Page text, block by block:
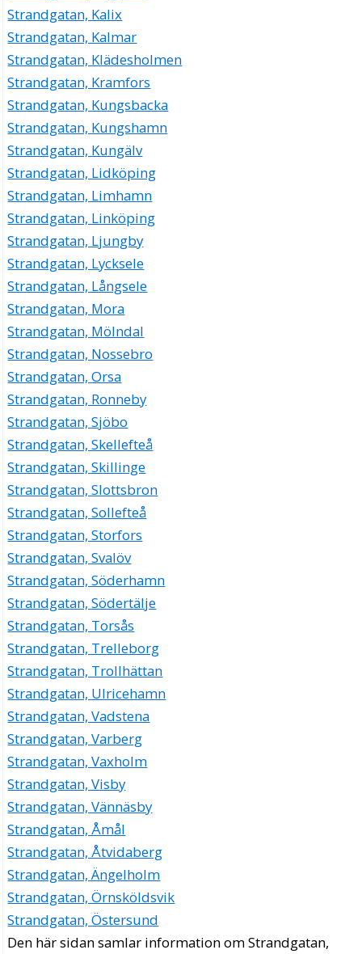
Strandgatan, Kalix
Strandgatan, Kalmar
Strandgatan, Klädesholmen
Strandgatan, Kramfors
Strandgatan, Kungsbacka
Strandgatan, Kungshamn
Strandgatan, Kungälv
Strandgatan, Lidköping
Strandgatan, Limhamn
Strandgatan, Linköping
Strandgatan, Ljungby
Strandgatan, Lycksele
Strandgatan, Långsele
Strandgatan, Mora
Strandgatan, Mölndal
Strandgatan, Nossebro
Strandgatan, Orsa
Strandgatan, Ronneby
Strandgatan, Sjöbo
Strandgatan, Skellefteå
Strandgatan, Skillinge
Strandgatan, Slottsbron
Strandgatan, Sollefteå
Strandgatan, Storfors
Strandgatan, Svalöv
Strandgatan, Söderhamn
Strandgatan, Södertälje
Strandgatan, Torsås
Strandgatan, Trelleborg
Strandgatan, Trollhättan
Strandgatan, Ulricehamn
Strandgatan, Vadstena
Strandgatan, Varberg
Strandgatan, Vaxholm
Strandgatan, Visby
Strandgatan, Vännäsby
Strandgatan, Åmål
Strandgatan, Åtvidaberg
Strandgatan, Ängelholm
Strandgatan, Örnsköldsvik
Strandgatan, Östersund
Den här sidan samlar information om Strandgatan,